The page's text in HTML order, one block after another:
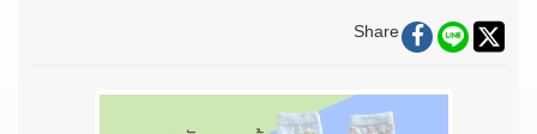
Share